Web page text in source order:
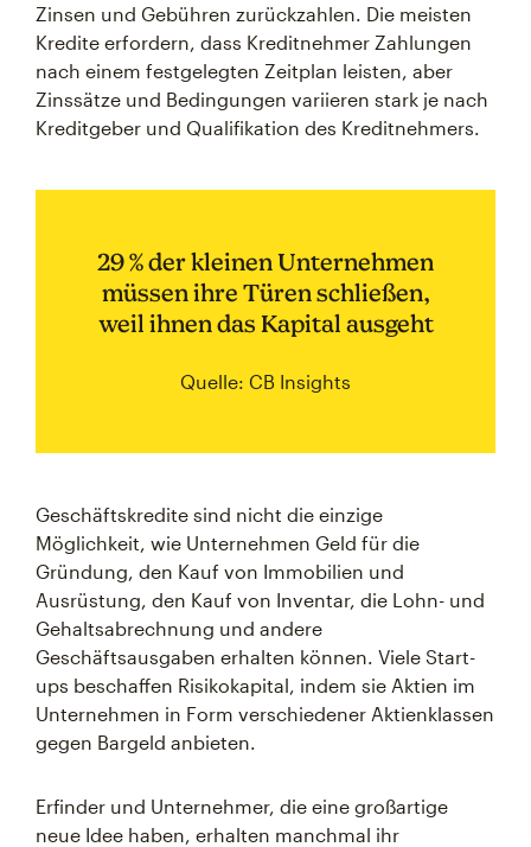
Zinsen und Gebühren zurückzahlen. Die meisten
Kredite erfordern, dass Kreditnehmer Zahlungen
nach einem festgelegten Zeitplan leisten, aber
Zinssätze und Bedingungen variieren stark je nach
Kreditgeber und Qualifikation des Kreditnehmers.
29 % der kleinen Unternehmen
müssen ihre Türen schließen,
weil ihnen das Kapital ausgeht
Quelle: CB Insights
Geschäftskredite sind nicht die einzige
Möglichkeit, wie Unternehmen Geld für die
Gründung, den Kauf von Immobilien und
Ausrüstung, den Kauf von Inventar, die Lohn- und
Gehaltsabrechnung und andere
Geschäftsausgaben erhalten können. Viele Start-
ups beschaffen Risikokapital, indem sie Aktien im
Unternehmen in Form verschiedener Aktienklassen
gegen Bargeld anbieten.
Erfinder und Unternehmer, die eine großartige
neue Idee haben, erhalten manchmal ihr